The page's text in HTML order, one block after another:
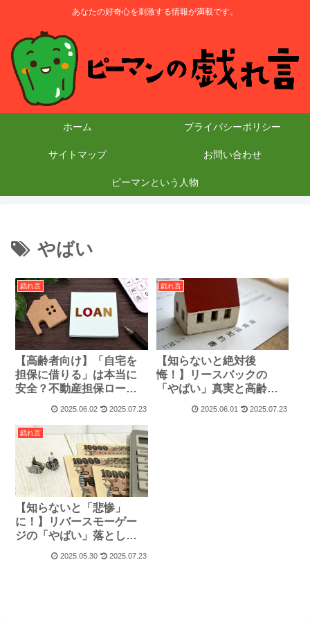
あなたの好奇心を刺激する情報が満載です。
ホーム プライバシーポリシー
サイトマップ お問い合わせ
ピーマンという人物
やばい
戯れ言
【高齢者向け】「自宅を
担保に借りる」は本当に
安全？不動産担保ローン
の「やばい」真実
2025.06.02 2025.07.23
戯れ言
【知らないと絶対後
悔！】リースバックの
「やばい」真実と高齢者
が自宅を失わないための
2025.06.01 2025.07.23
戯れ言
【知らないと「悲惨」
に！】リバースモーゲー
ジの「やばい」落とし穴
～高齢者が自宅を失わな
2025.05.30 2025.07.23